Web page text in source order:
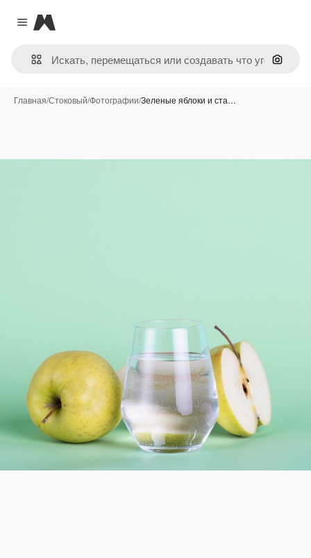
Close menu
Magnific
Поиск
Главная/Стоковый/Фотографии/Зеленые яблоки и ста…